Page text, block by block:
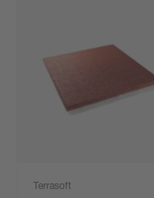
Terrasoft